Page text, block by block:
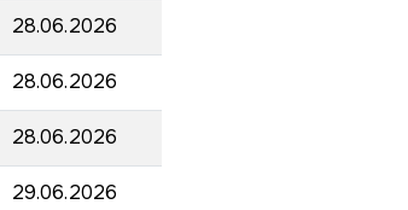
28.06.2026
28.06.2026
28.06.2026
29.06.2026